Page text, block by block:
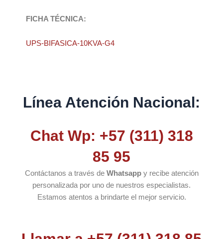
FICHA TÉCNICA:
UPS-BIFASICA-10KVA-G4
Línea Atención Nacional:
Chat Wp: +57 (311) 318
85 95
Contáctanos a través de Whatsappy recibe atención
personalizada por uno de nuestros especialistas.
Estamos atentos a brindarte el mejor servicio.